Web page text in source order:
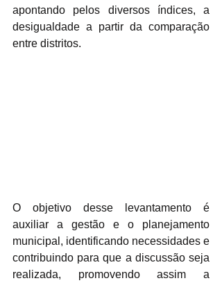
apontando pelos diversos índices, a
desigualdade a partir da comparação
entre distritos.
O objetivo desse levantamento é
auxiliar a gestão e o planejamento
municipal, identificando necessidades e
contribuindo para que a discussão seja
realizada, promovendo assim a